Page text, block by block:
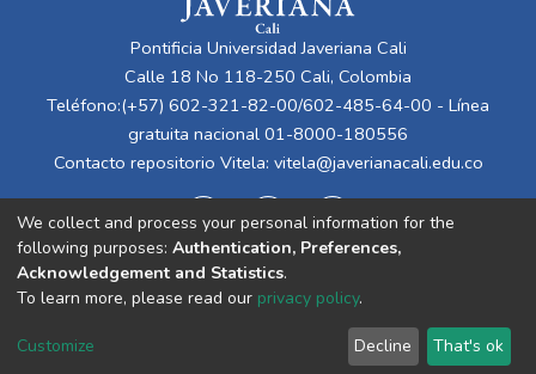
Pontificia Universidad Javeriana Cali
Calle 18 No 118-250 Cali, Colombia
Teléfono:(+57) 602-321-82-00/602-485-64-00 - Línea
gratuita nacional 01-8000-180556
Contacto repositorio Vitela: vitela@javerianacali.edu.co
Cookie
End User
Agreement
Send
Feedback
We collect and process your personal information for the
following purposes: Authentication, Preferences,
Acknowledgement and Statistics.
To learn more, please read our privacy policy.
Customize Decline That's ok